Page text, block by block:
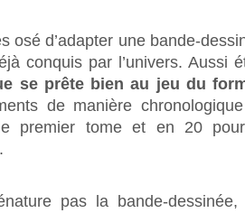
osé d’adapter une bande-
conquis par l’univers. Aussi
se prête bien au jeu du
de manière
premier tome et en 20
pas la bande-dessinée,